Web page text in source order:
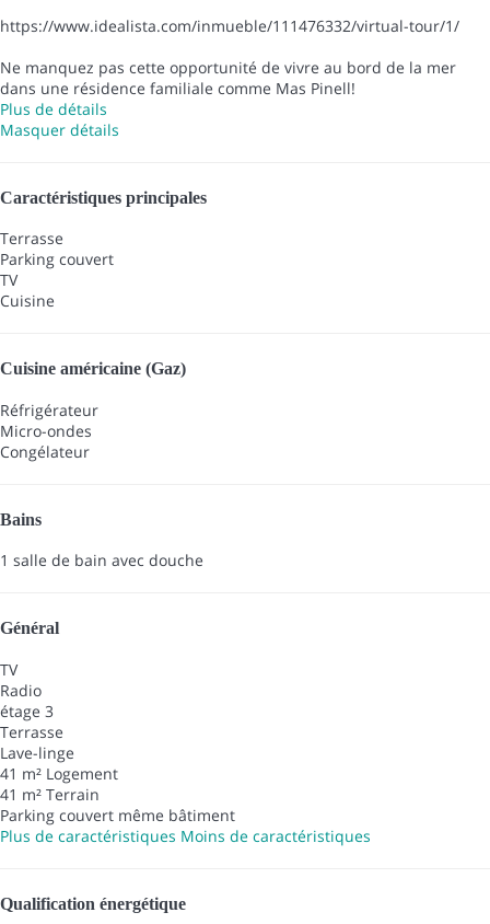
https://www.idealista.com/inmueble/111476332/virtual-tour/1/
Ne manquez pas cette opportunité de vivre au bord de la mer
dans une résidence familiale comme Mas Pinell!
Plus de détails
Masquer détails
Caractéristiques principales
Terrasse
Parking couvert
TV
Cuisine
Cuisine américaine (Gaz)
Réfrigérateur
Micro-ondes
Congélateur
Bains
1 salle de bain avec douche
Général
TV
Radio
étage 3
Terrasse
Lave-linge
41 m² Logement
41 m² Terrain
Parking couvert même bâtiment
Plus de caractéristiques Moins de caractéristiques
Qualification énergétique